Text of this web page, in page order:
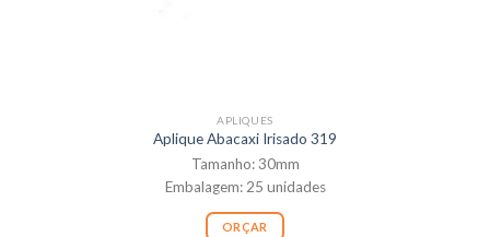
APLIQUES
Aplique Abacaxi Irisado 319
Tamanho: 30mm
Embalagem: 25 unidades
ORÇAR